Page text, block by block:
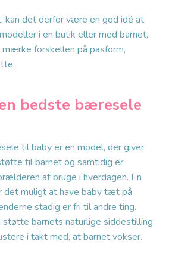
kan det derfor være en god idé at
i en butik eller med barnet,
mærke forskellen på pasform,
bedste bæresele
til baby er en model, der giver
til barnet og samtidig er
at bruge i hverdagen. En
muligt at have baby tæt på
stadig er fri til andre ting.
støtte barnets naturlige siddestilling
i takt med, at barnet vokser.